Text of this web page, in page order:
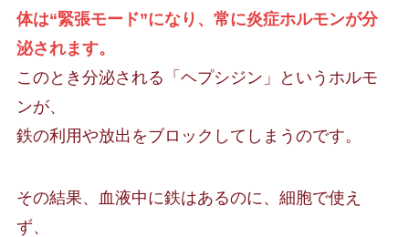
体は“緊張モード”になり、常に炎症ホルモンが分
泌されます。
このとき分泌される「ヘプシジン」というホルモ
ンが、
鉄の利用や放出をブロックしてしまうのです。
その結果、血液中に鉄はあるのに、細胞で使え
ず、